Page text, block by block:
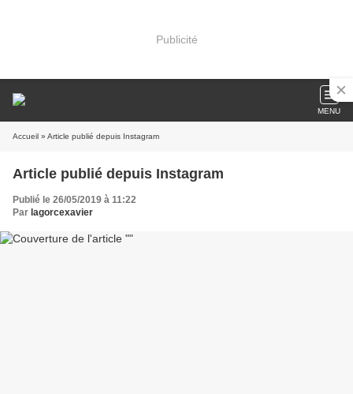
Publicité
MENU
Accueil » Article publié depuis Instagram
Article publié depuis Instagram
Publié le 26/05/2019 à 11:22
Par lagorcexavier